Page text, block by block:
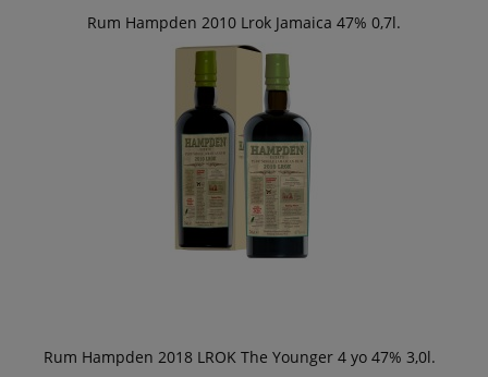
Rum Hampden 2010 Lrok Jamaica 47% 0,7l.
Rum Hampden 2018 LROK The Younger 4 yo 47% 3,0l.